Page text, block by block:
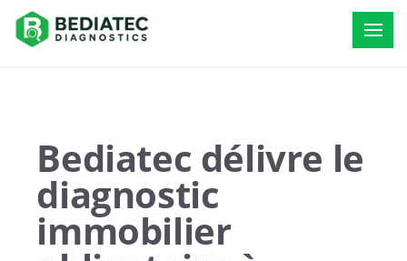
Bediatec délivre le
diagnostic
immobilier